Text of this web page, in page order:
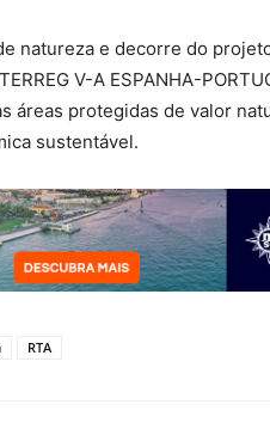
natureza e decorre do
V-A ESPANHA-
áreas protegidas de valor
sustentável.
RTA